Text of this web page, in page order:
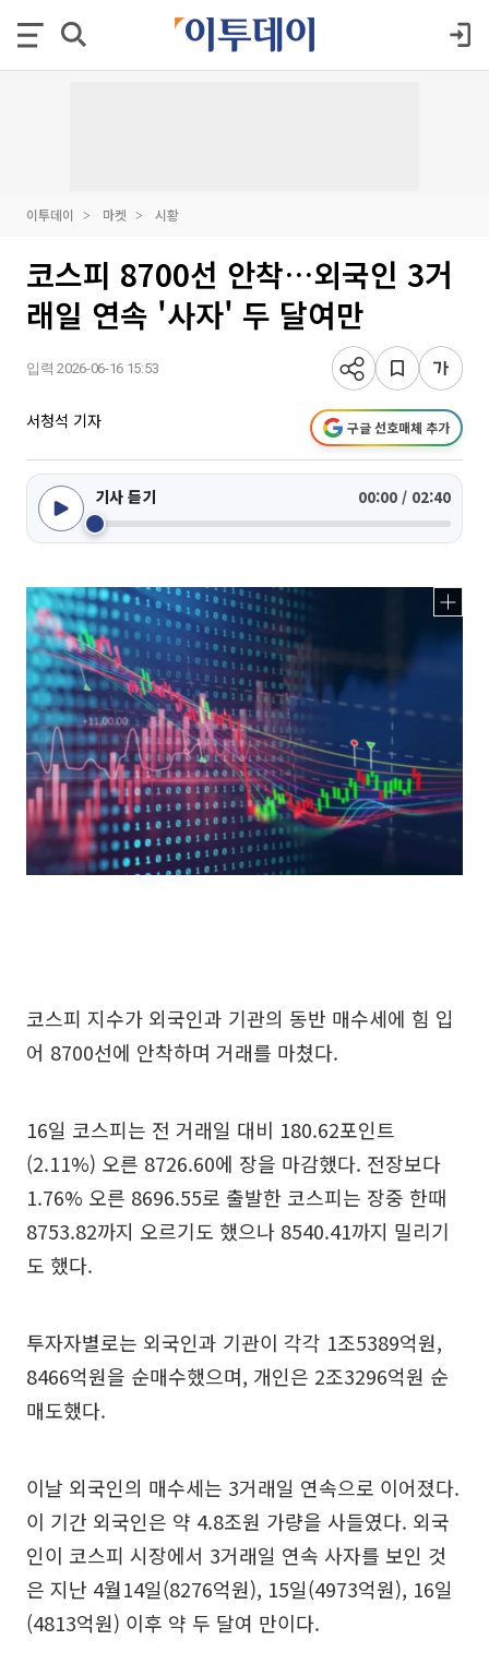
이투데이 마켓 시황
코스피 8700선 안착…외국인 3거
래일 연속 '사자' 두 달여만
입력 2026-06-16 15:53
서청석 기자 구글 선호매체 추가
기사 듣기 00:00 / 02:40
코스피 지수가 외국인과 기관의 동반 매수세에 힘 입
어 8700선에 안착하며 거래를 마쳤다.
16일 코스피는 전 거래일 대비 180.62포인트
(2.11%) 오른 8726.60에 장을 마감했다. 전장보다
1.76% 오른 8696.55로 출발한 코스피는 장중 한때
8753.82까지 오르기도 했으나 8540.41까지 밀리기
도 했다.
투자자별로는 외국인과 기관이 각각 1조5389억원,
8466억원을 순매수했으며, 개인은 2조3296억원 순
매도했다.
이날 외국인의 매수세는 3거래일 연속으로 이어졌다.
이 기간 외국인은 약 4.8조원 가량을 사들였다. 외국
인이 코스피 시장에서 3거래일 연속 사자를 보인 것
은 지난 4월14일(8276억원), 15일(4973억원), 16일
(4813억원) 이후 약 두 달여 만이다.